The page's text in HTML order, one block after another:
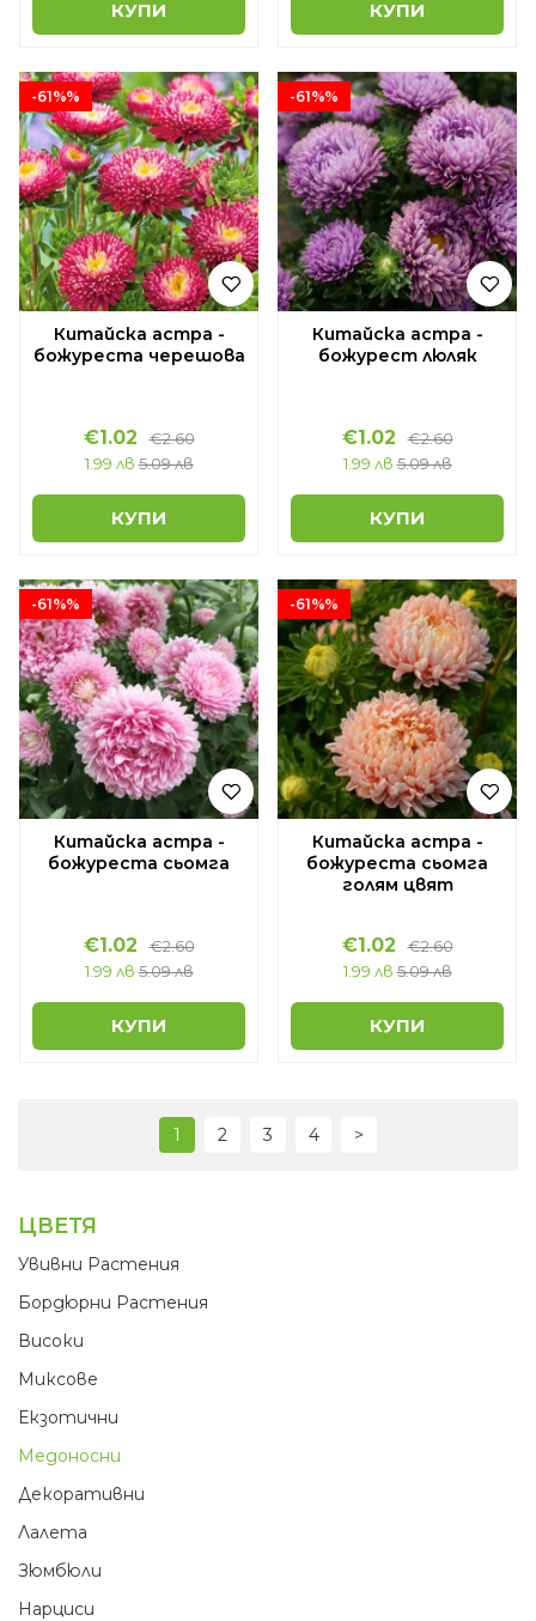
ЦВЕТЯ
Увивни Растения
Бордюрни Растения
Високи
Миксове
Екзотични
Медоносни
Декоративни
Лалета
Зюмбюли
Нарциси
КУПИ КУПИ
-61%%
Китайска астра -
божуреста черешова
€1.02
€2.60
1.99 лв 5.09 лв
КУПИ
-61%%
Китайска астра -
божурест люляк
€1.02
€2.60
1.99 лв 5.09 лв
КУПИ
-61%%
Китайска астра -
божуреста сьомга
€1.02
€2.60
1.99 лв 5.09 лв
КУПИ
-61%%
Китайска астра -
божуреста сьомга
голям цвят
€1.02
€2.60
1.99 лв 5.09 лв
КУПИ
1 2 3 4 >